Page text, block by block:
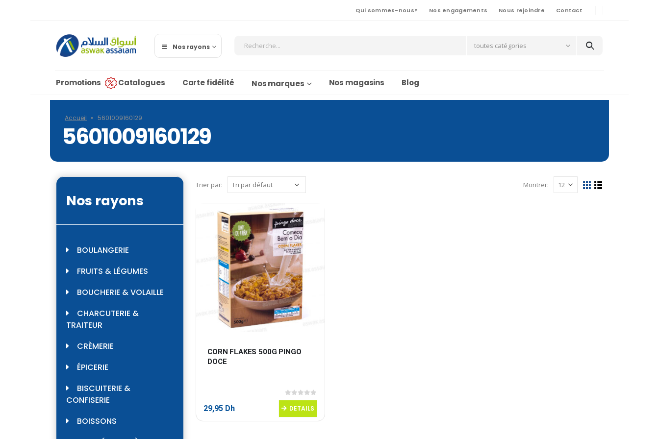
Qui sommes-nous? Nos engagements Nous rejoindre Contact
Nos rayons toutes catégories
Promotions Catalogues Carte fidélité Nos marques Nos magasins Blog
Accueil » 5601009160129
5601009160129
Trier par: Montrer:
CORN FLAKES 500G PINGO
DOCE
0sur 5
29,95 Dh DETAILS
Nos rayons
BOULANGERIE
FRUITS & LÉGUMES
BOUCHERIE & VOLAILLE
CHARCUTERIE &
TRAITEUR
CRÈMERIE
ÉPICERIE
BISCUITERIE &
CONFISERIE
BOISSONS